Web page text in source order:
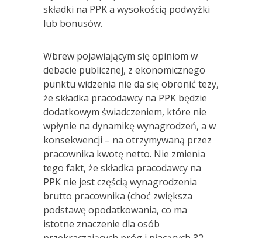
składki na PPK a wysokością podwyżki
lub bonusów.
Wbrew pojawiającym się opiniom w
debacie publicznej, z ekonomicznego
punktu widzenia nie da się obronić tezy,
że składka pracodawcy na PPK będzie
dodatkowym świadczeniem, które nie
wpłynie na dynamikę wynagrodzeń, a w
konsekwencji – na otrzymywaną przez
pracownika kwotę netto. Nie zmienia
tego fakt, że składka pracodawcy na
PPK nie jest częścią wynagrodzenia
brutto pracownika (choć zwiększa
podstawę opodatkowania, co ma
istotne znaczenie dla osób